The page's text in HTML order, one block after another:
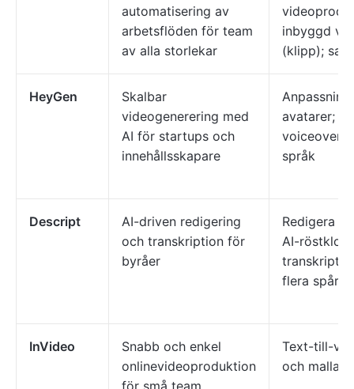
automatisering av
arbetsflöden för team
av alla storlekar
inbyggd
(klipp);
HeyGen
Skalbar
videogenerering med
AI för startups och
innehållsskapare
avatarer;
språk
Descript
AI-driven redigering
och transkription för
byråer
Redigera
AI-
flera spår;
InVideo
Snabb och enkel
onlinevideoproduktion
för små team
Text-till-
och mallar;